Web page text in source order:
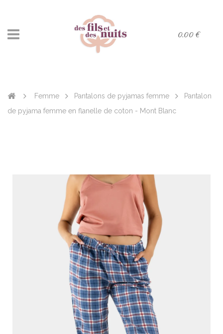
0.00 €
Femme Pantalons de pyjamas femme
Pantalon
de pyjama femme en flanelle de coton - Mont Blanc